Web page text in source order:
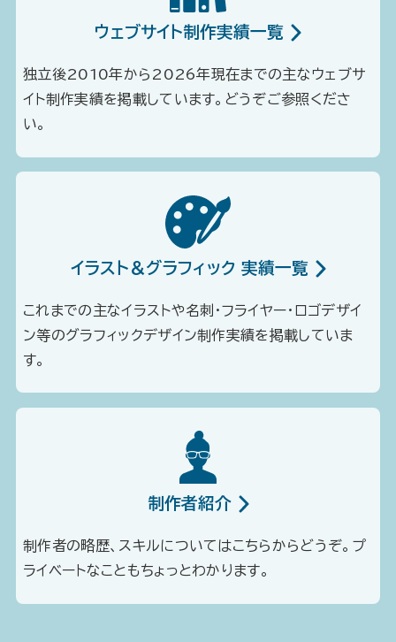
ウェブサイト制作実績一覧
独立後2010年から2026年現在までの主なウェブサ
イト制作実績を掲載しています。どうぞご参照くださ
い。
イラスト＆グラフィック 実績一覧
これまでの主なイラストや名刺・フライヤー・ロゴデザイ
ン等のグラフィックデザイン制作実績を掲載していま
す。
制作者紹介
制作者の略歴、スキルについてはこちらからどうぞ。プ
ライベートなこともちょっとわかります。